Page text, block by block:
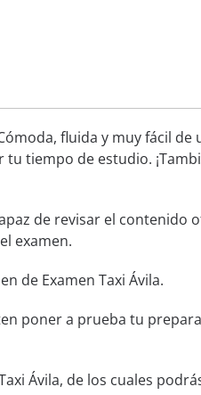
fluida y muy fácil de
tiempo de estudio.
de revisar el contenido
examen.
de Examen Taxi Ávila.
poner a prueba tu
Ávila, de los cuales